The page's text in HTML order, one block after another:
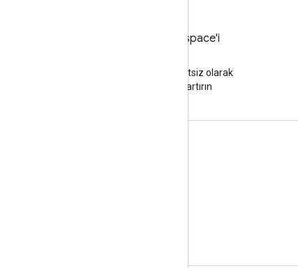
Google Workspace'i
Yapay zeka ile ücretsiz olarak
üretkenliğinizi artırın